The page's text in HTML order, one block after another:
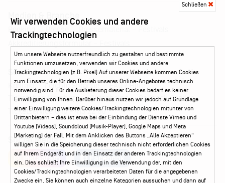
Booking Presse
Service
Kontakt Leichte Sprache
FAQ / Hilfe
Ticketshop Hamburg
Gutscheine
Callback-Service
Ticketservice 040 - 413 22 60
Social Media
Instagram Facebook
Schließen
Wir verwenden Cookies und andere
Trackingtechnologien
Um unsere Webseite nutzerfreundlich zu gestalten und bestimmte
Funktionen umzusetzen, verwenden wir Cookies und andere
Trackingtechnologien (z.B. Pixel).Auf unserer Webseite kommen Cookies
zum Einsatz, die für den Betrieb unseres Online-Angebotes technisch
notwendig sind. Für die Auslieferung dieser Cookies bedarf es keiner
Einwilligung von Ihnen. Darüber hinaus nutzen wir jedoch auf Grundlage
einer Einwilligung weitere Cookies/Trackingtechnologien mitunter von
Drittanbietern – dies ist etwa bei der Einbindung der Dienste Vimeo und
Youtube (Videos), Soundcloud (Musik-Player), Google Maps und Meta
(Marketing) der Fall. Mit dem Anklicken des Buttons „Alle Akzeptieren“
willigen Sie in die Speicherung dieser technisch nicht erforderlichen Cookies
auf Ihrem Endgerät und in den Einsatz der anderen Trackingtechnologien
ein. Dies schließt Ihre Einwilligung in die Verwendung der, mit den
Cookies/Trackingtechnologien verarbeiteten Daten für die angegebenen
Zwecke ein. Sie können auch einzelne Kategorien aussuchen und dann auf